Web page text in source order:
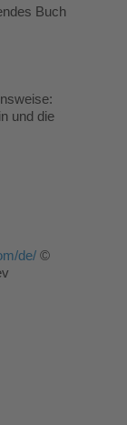
Buch
und die
de/ ©